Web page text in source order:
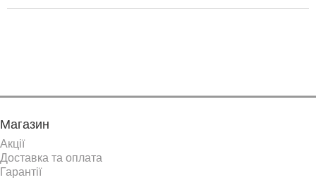
Магазин
Акції
Доставка та оплата
Гарантії